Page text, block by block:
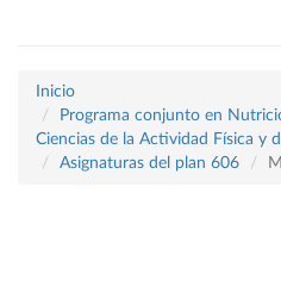
Inicio
Programa conjunto en
Ciencias de la Actividad Física y
Asignaturas del plan 606